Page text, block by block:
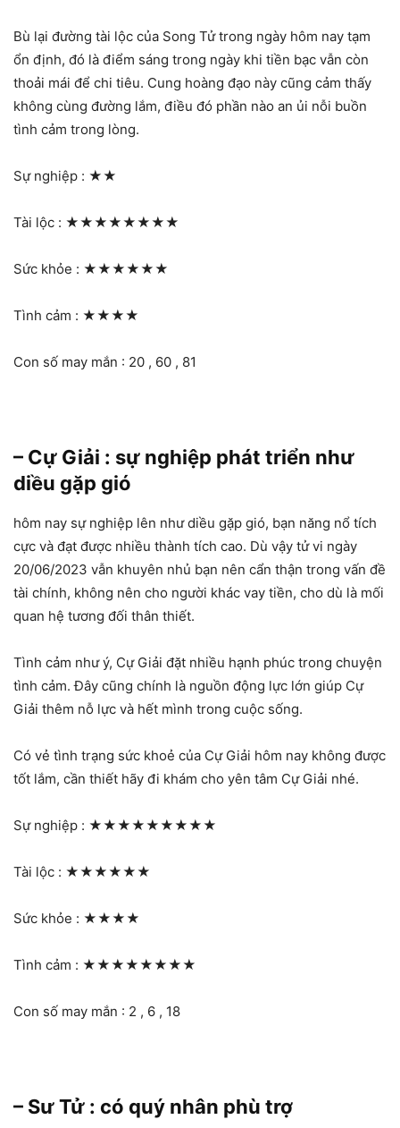
Bù lại đường tài lộc của Song Tử trong ngày hôm nay tạm
ổn định, đó là điểm sáng trong ngày khi tiền bạc vẫn còn
thoải mái để chi tiêu. Cung hoàng đạo này cũng cảm thấy
không cùng đường lắm, điều đó phần nào an ủi nỗi buồn
tình cảm trong lòng.
Sự nghiệp : ★★
Tài lộc : ★★★★★★★★
Sức khỏe : ★★★★★★
Tình cảm : ★★★★
Con số may mắn : 20 , 60 , 81
– Cự Giải : sự nghiệp phát triển như
diều gặp gió
hôm nay sự nghiệp lên như diều gặp gió, bạn năng nổ tích
cực và đạt được nhiều thành tích cao. Dù vậy tử vi ngày
20/06/2023 vẫn khuyên nhủ bạn nên cẩn thận trong vấn đề
tài chính, không nên cho người khác vay tiền, cho dù là mối
quan hệ tương đối thân thiết.
Tình cảm như ý, Cự Giải đặt nhiều hạnh phúc trong chuyện
tình cảm. Đây cũng chính là nguồn động lực lớn giúp Cự
Giải thêm nỗ lực và hết mình trong cuộc sống.
Có vẻ tình trạng sức khoẻ của Cự Giải hôm nay không được
tốt lắm, cần thiết hãy đi khám cho yên tâm Cự Giải nhé.
Sự nghiệp : ★★★★★★★★★
Tài lộc : ★★★★★★
Sức khỏe : ★★★★
Tình cảm : ★★★★★★★★
Con số may mắn : 2 , 6 , 18
– Sư Tử : có quý nhân phù trợ